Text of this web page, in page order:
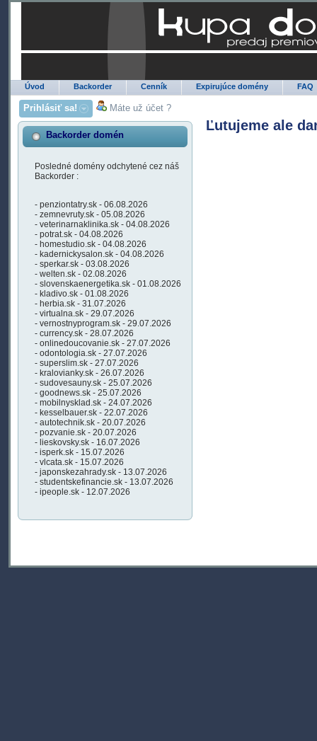
Úvod Backorder Cenník Expirujúce domény FAQ
Prihlásiť sa! Máte už účet ?
Backorder domén
Posledné domény odchytené cez náš
Backorder :
- penziontatry.sk - 06.08.2026
- zemnevruty.sk - 05.08.2026
- veterinarnaklinika.sk - 04.08.2026
- potrat.sk - 04.08.2026
- homestudio.sk - 04.08.2026
- kadernickysalon.sk - 04.08.2026
- sperkar.sk - 03.08.2026
- welten.sk - 02.08.2026
- slovenskaenergetika.sk - 01.08.2026
- kladivo.sk - 01.08.2026
- herbia.sk - 31.07.2026
- virtualna.sk - 29.07.2026
- vernostnyprogram.sk - 29.07.2026
- currency.sk - 28.07.2026
- onlinedoucovanie.sk - 27.07.2026
- odontologia.sk - 27.07.2026
- superslim.sk - 27.07.2026
- kralovianky.sk - 26.07.2026
- sudovesauny.sk - 25.07.2026
- goodnews.sk - 25.07.2026
- mobilnysklad.sk - 24.07.2026
- kesselbauer.sk - 22.07.2026
- autotechnik.sk - 20.07.2026
- pozvanie.sk - 20.07.2026
- lieskovsky.sk - 16.07.2026
- isperk.sk - 15.07.2026
- vlcata.sk - 15.07.2026
- japonskezahrady.sk - 13.07.2026
- studentskefinancie.sk - 13.07.2026
- ipeople.sk - 12.07.2026
Ľutujeme ale